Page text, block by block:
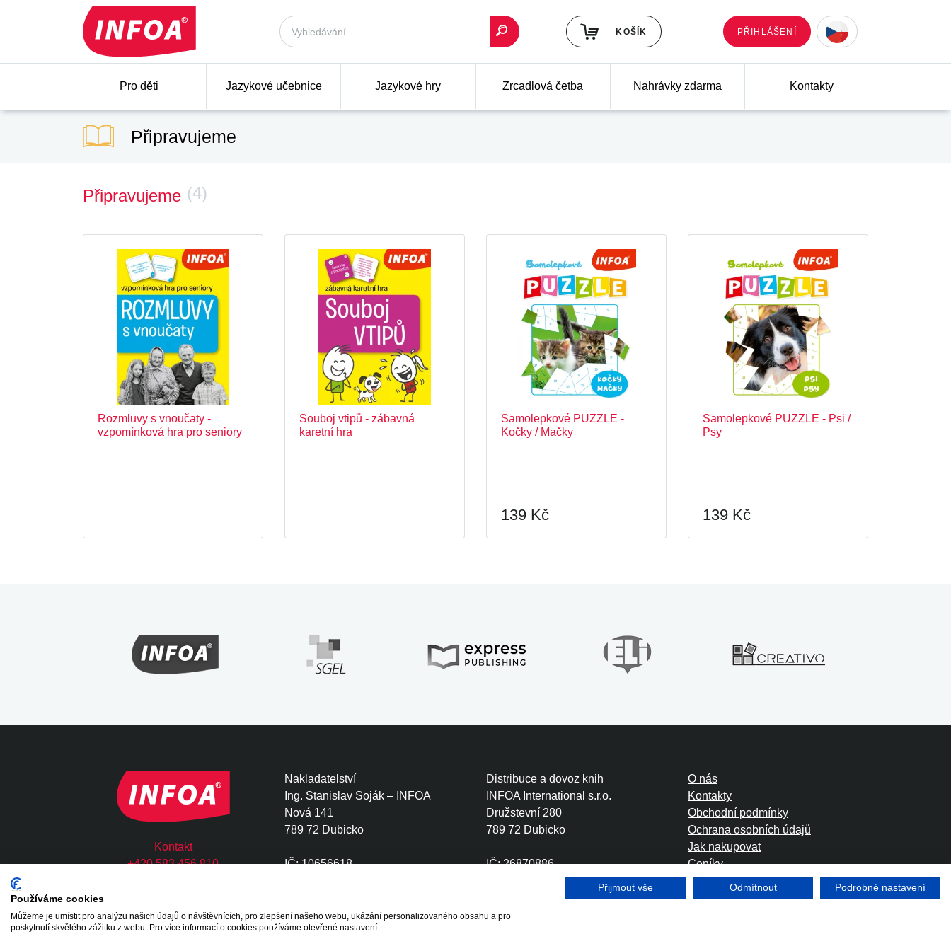
KOŠÍK PŘIHLÁŠENÍ
Pro děti Jazykové učebnice Jazykové hry Zrcadlová četba Nahrávky zdarma Kontakty
Připravujeme
Připravujeme (4)
Rozmluvy s vnoučaty -
vzpomínková hra pro seniory
Souboj vtipů - zábavná
karetní hra
Samolepkové PUZZLE -
Kočky / Mačky
139 Kč
Samolepkové PUZZLE - Psi /
Psy
139 Kč
Kontakt
+420 583 456 810
Nakladatelství
Ing. Stanislav Soják – INFOA
Nová 141
789 72 Dubicko
IČ: 10656618
Distribuce a dovoz knih
INFOA International s.r.o.
Družstevní 280
789 72 Dubicko
IČ: 26870886
DIČ: CZ26870886
O nás
Kontakty
Obchodní podmínky
Ochrana osobních údajů
Jak nakupovat
Ceníky
Foreign Rights
Copyright © 2020 - 2026 INFOA International s.r.o.
Používáme cookies
Můžeme je umístit pro analýzu našich údajů o návštěvnících, pro zlepšení našeho webu, ukázání personalizovaného obsahu a pro
poskytnutí skvělého zážitku z webu. Pro více informací o cookies používáme otevřené nastavení.
Přijmout vše Odmítnout Podrobné nastavení